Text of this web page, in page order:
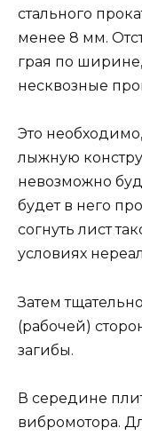
стального
менее 8 мм.
грая по
несквозные
Это
лыжную
невозможно
будет в него
согнуть лист
условиях
Затем
(рабочей)
загибы.
В середине
вибромотора.